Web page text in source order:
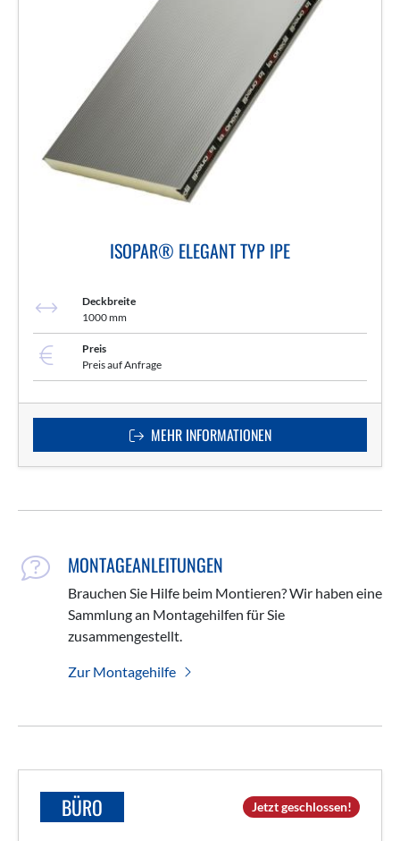
ISOPAR® ELEGANT TYP IPE
Deckbreite
1000 mm
Preis
Preis auf Anfrage
MEHR INFORMATIONEN
MONTAGEANLEITUNGEN
Brauchen Sie Hilfe beim Montieren? Wir haben eine
Sammlung an Montagehilfen für Sie
zusammengestellt.
Zur Montagehilfe
BÜRO Jetzt geschlossen!